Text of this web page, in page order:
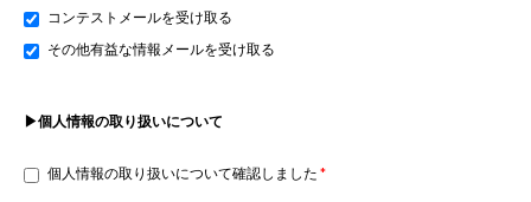
コンテストメールを受け取る
その他有益な情報メールを受け取る
▶個人情報の取り扱いについて
個人情報の取り扱いについて確認しました